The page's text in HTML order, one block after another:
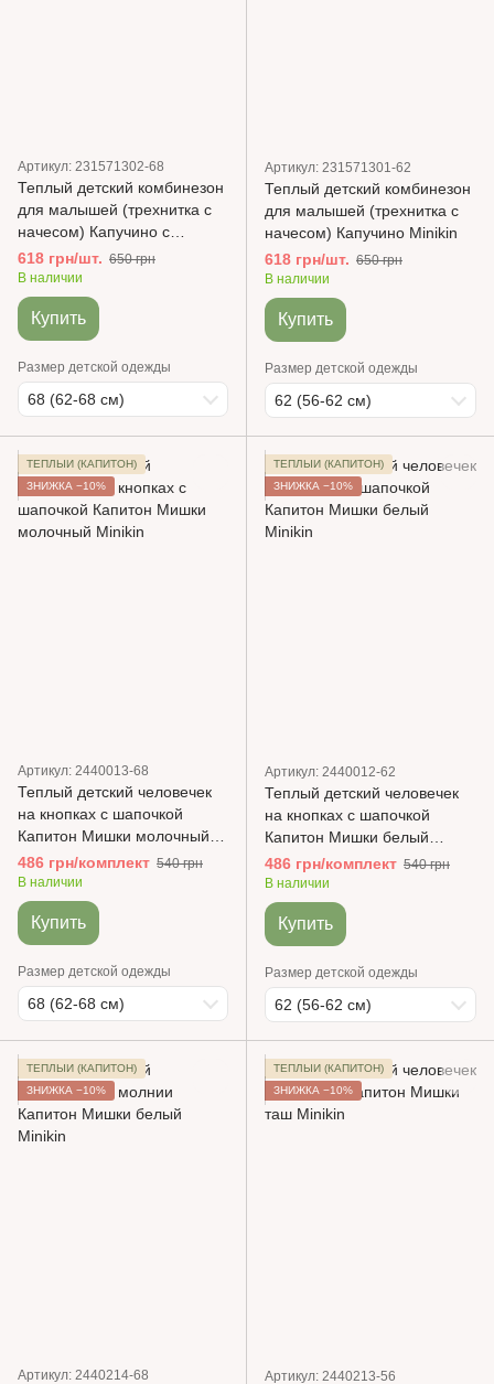
Артикул: 231571302-68
Теплый детский комбинезон
для малышей (трехнитка с
начесом) Капучино с
рисунком Minikin
618 грн/шт. 650 грн
В наличии
Купить
Размер детской одежды
68 (62-68 см)
Артикул: 231571301-62
Теплый детский комбинезон
для малышей (трехнитка с
начесом) Капучино Minikin
618 грн/шт. 650 грн
В наличии
Купить
Размер детской одежды
62 (56-62 см)
ТЕПЛЫЙ (КАПИТОН)
ЗНИЖКА −10%
Артикул: 2440013-68
Теплый детский человечек
на кнопках с шапочкой
Капитон Мишки молочный
Minikin
486 грн/комплект 540 грн
В наличии
Купить
Размер детской одежды
68 (62-68 см)
ТЕПЛЫЙ (КАПИТОН)
ЗНИЖКА −10%
Артикул: 2440012-62
Теплый детский человечек
на кнопках с шапочкой
Капитон Мишки белый
Minikin
486 грн/комплект 540 грн
В наличии
Купить
Размер детской одежды
62 (56-62 см)
ТЕПЛЫЙ (КАПИТОН)
ЗНИЖКА −10%
Артикул: 2440214-68
ТЕПЛЫЙ (КАПИТОН)
ЗНИЖКА −10%
Артикул: 2440213-56